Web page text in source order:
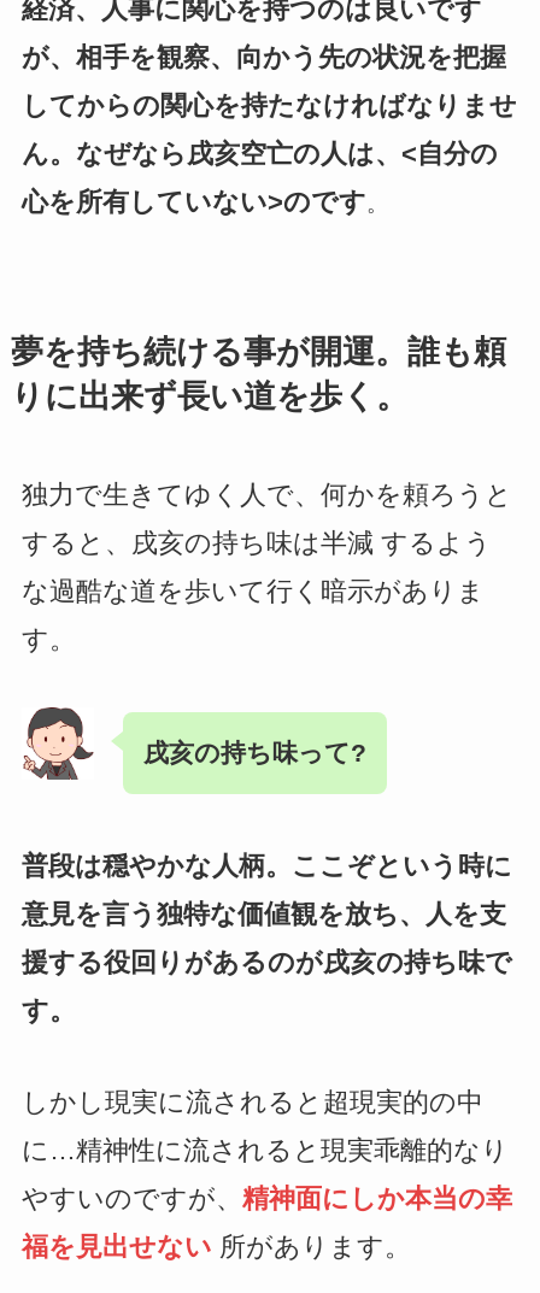
経済、人事に関心を持つのは良いです
が、相手を観察、向かう先の状況を把握
してからの関心を持たなければなりませ
ん。なぜなら戌亥空亡の人は、<自分の
心を所有していない>のです。
夢を持ち続ける事が開運。誰も頼
りに出来ず長い道を歩く。
独力で生きてゆく人で、何かを頼ろうと
すると、戌亥の持ち味は半減 するよう
な過酷な道を歩いて行く暗示がありま
す。
戌亥の持ち味って?
普段は穏やかな人柄。ここぞという時に
意見を言う独特な価値観を放ち、人を支
援する役回りがあるのが戌亥の持ち味で
す。
しかし現実に流されると超現実的の中
に…精神性に流されると現実乖離的なり
やすいのですが、 精神面にしか本当の幸
福を見出せない 所があります。